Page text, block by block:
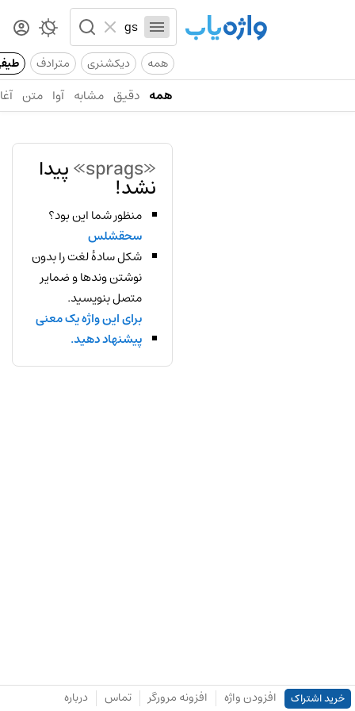
همه دیکشنری مترادف
همه دقیق مشابه آوا متن
«sprags» پیدا
نشد!
منظور شما این بود؟
سحقشلس
شکل سادهٔ لغت را بدون
نوشتن وندها و ضمایر
متصل بنویسید.
برای این واژه یک معنی
پیشنهاد دهید.
خرید اشتراک افزودن واژه افزونه مرورگر تماس درباره